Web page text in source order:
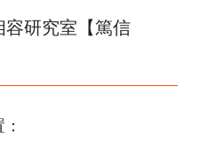
研究室【篤信